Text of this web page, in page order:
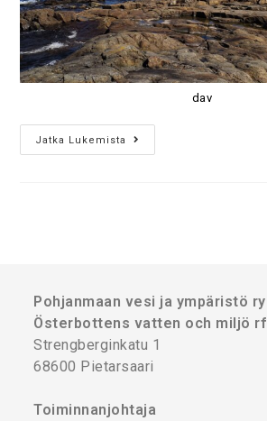
dav
Jatka Lukemista
Pohjanmaan vesi ja ympäristö ry
Österbottens vatten och miljö rf
Strengberginkatu 1
68600 Pietarsaari
Toiminnanjohtaja